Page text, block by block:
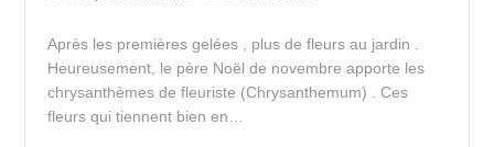
Après les premières gelées , plus de fleurs au jardin .
Heureusement, le père Noël de novembre apporte les
chrysanthèmes de fleuriste (Chrysanthemum) . Ces
fleurs qui tiennent bien en…